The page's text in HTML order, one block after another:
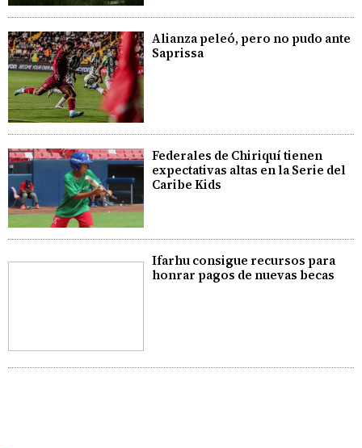
Alianza peleó, pero no pudo ante
Saprissa
Federales de Chiriquí tienen
expectativas altas en la Serie del
Caribe Kids
Ifarhu consigue recursos para
honrar pagos de nuevas becas